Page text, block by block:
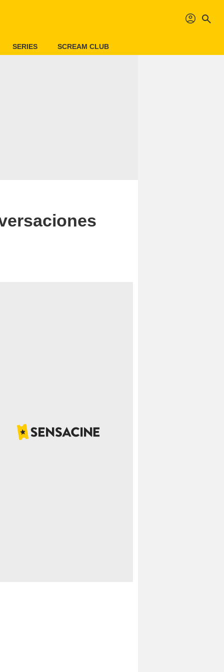
profil search
SERIES SCREAM CLUB